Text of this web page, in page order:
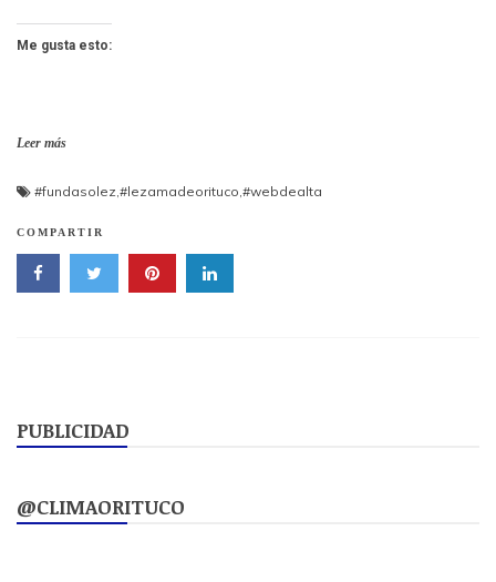
Me gusta esto:
Leer más
#fundasolez,#lezamadeorituco,#webdealta
COMPARTIR
PUBLICIDAD
@CLIMAORITUCO